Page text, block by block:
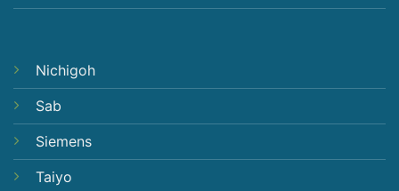
Nichigoh
Sab
Siemens
Taiyo